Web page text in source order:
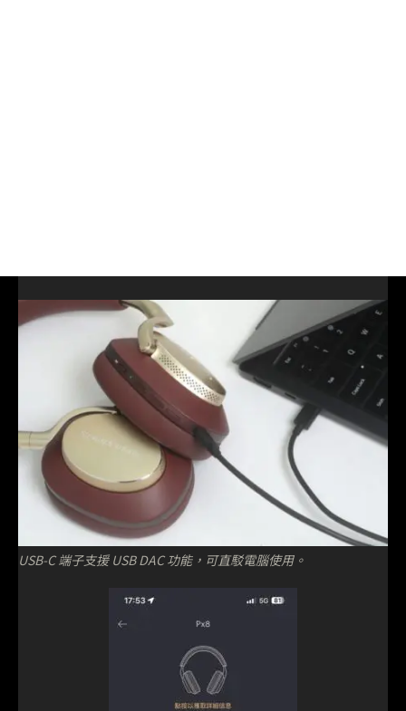
USB-C 端子支援 USB DAC 功能，可直駁電腦使用。